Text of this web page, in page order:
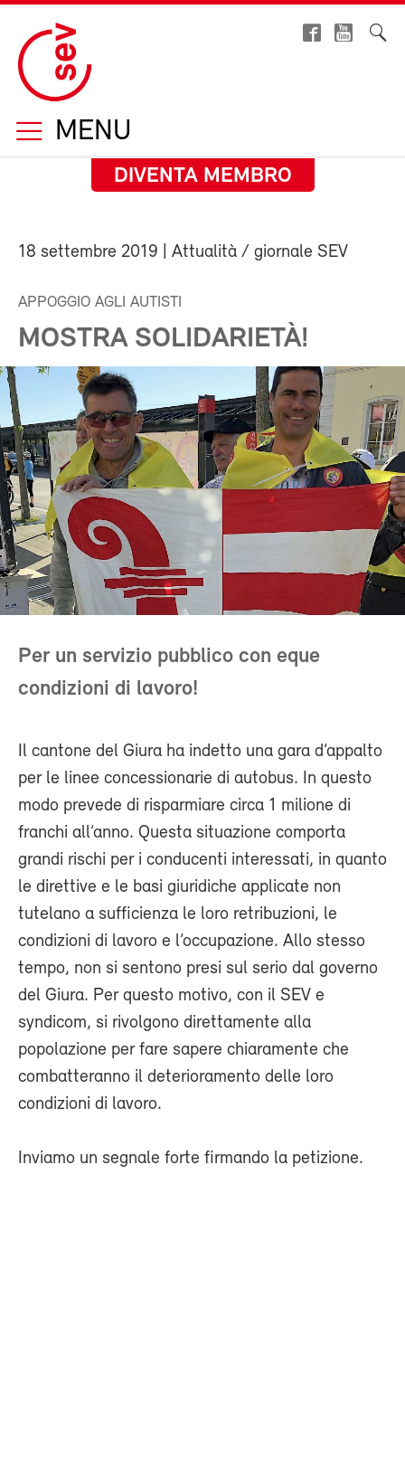
MENU
DIVENTA MEMBRO
18 settembre 2019 | Attualità / giornale SEV
APPOGGIO AGLI AUTISTI
MOSTRA SOLIDARIETÀ!
Per un servizio pubblico con eque
condizioni di lavoro!
Il cantone del Giura ha indetto una gara d’appalto
per le linee concessionarie di autobus. In questo
modo prevede di risparmiare circa 1 milione di
franchi all’anno. Questa situazione comporta
grandi rischi per i conducenti interessati, in quanto
le direttive e le basi giuridiche applicate non
tutelano a sufficienza le loro retribuzioni, le
condizioni di lavoro e l’occupazione. Allo stesso
tempo, non si sentono presi sul serio dal governo
del Giura. Per questo motivo, con il SEV e
syndicom, si rivolgono direttamente alla
popolazione per fare sapere chiaramente che
combatteranno il deterioramento delle loro
condizioni di lavoro.
Inviamo un segnale forte firmando la petizione.